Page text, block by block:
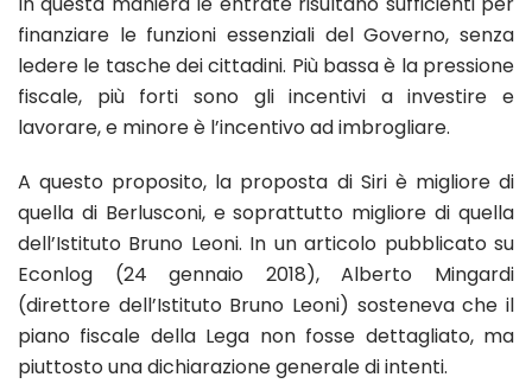
finanziare le funzioni essenziali del Governo, senza
ledere le tasche dei cittadini. Più bassa è la pressione
fiscale, più forti sono gli incentivi a investire e
lavorare, e minore è l’incentivo ad imbrogliare.
A questo proposito, la proposta di Siri è migliore di
quella di Berlusconi, e soprattutto migliore di quella
dell’Istituto Bruno Leoni. In un articolo pubblicato su
Econlog (24 gennaio 2018), Alberto Mingardi
(direttore dell’Istituto Bruno Leoni) sosteneva che il
piano fiscale della Lega non fosse dettagliato, ma
piuttosto una dichiarazione generale di intenti.